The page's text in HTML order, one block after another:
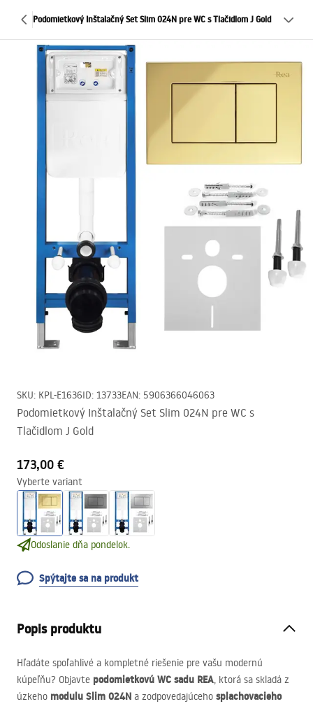
Podomietkový Inštalačný Set Slim 024N pre WC s Tlačidlom J Gold
SKU: KPL-E1636ID: 13733EAN: 5906366046063
Podomietkový Inštalačný Set Slim 024N pre WC s
Tlačidlom J Gold
173,00 €
Vyberte variant
Odoslanie dňa pondelok.
Spýtajte sa na produkt
Popis produktu
Hľadáte spoľahlivé a kompletné riešenie pre vašu modernú
kúpeľňu? Objavte podomietkovú WC sadu REA, ktorá sa skladá z
úzkeho modulu Slim 024N a zodpovedajúceho splachovacieho